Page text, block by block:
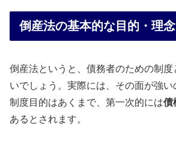
倒産法の基本的な目的・理念
倒産法というと、債務者のための制
いでしょう。実際には、その面が強
制度目的はあくまで、第一次的には債
あるとされます。